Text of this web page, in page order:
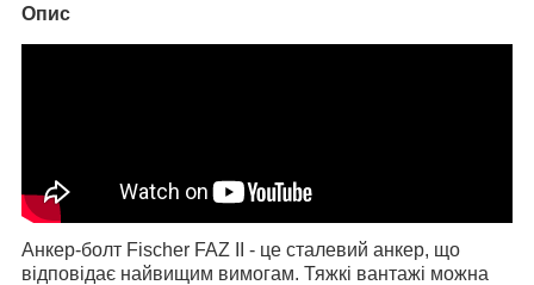
Опис
Анкер-болт Fischer FAZ II - це сталевий анкер, що
відповідає найвищим вимогам. Тяжкі вантажі можна